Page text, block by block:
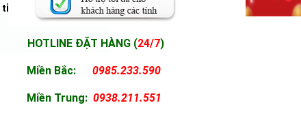
HOTLINE ĐẶT HÀNG (24/7)
Miền Bắc: 0985.233.590
MiềnTrung: 0938.211.551